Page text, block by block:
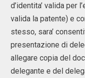
d’identita’ valida per
valida la patente) e
stesso, sara’
presentazione di
allegare copia del
delegante e del